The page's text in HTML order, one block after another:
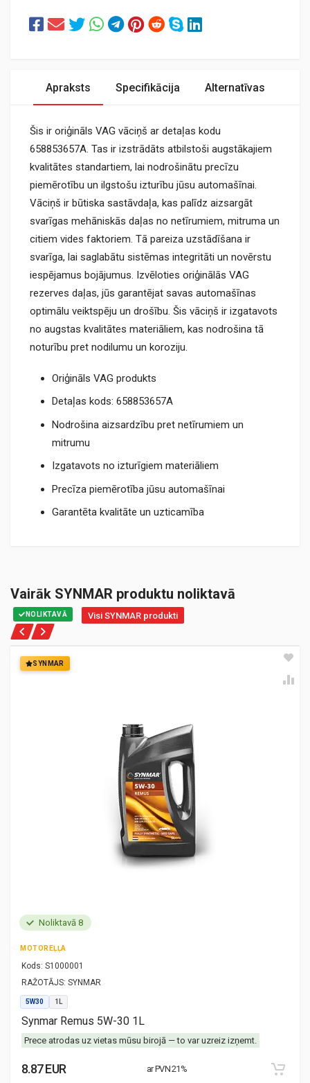
Apraksts Specifikācija Alternatīvas
Šis ir oriģināls VAG vāciņš ar detaļas kodu
658853657A. Tas ir izstrādāts atbilstoši augstākajiem
kvalitātes standartiem, lai nodrošinātu precīzu
piemērotību un ilgstošu izturību jūsu automašīnai.
Vāciņš ir būtiska sastāvdaļa, kas palīdz aizsargāt
svarīgas mehāniskās daļas no netīrumiem, mitruma un
citiem vides faktoriem. Tā pareiza uzstādīšana ir
svarīga, lai saglabātu sistēmas integritāti un novērstu
iespējamus bojājumus. Izvēloties oriģinālās VAG
rezerves daļas, jūs garantējat savas automašīnas
optimālu veiktspēju un drošību. Šis vāciņš ir izgatavots
no augstas kvalitātes materiāliem, kas nodrošina tā
noturību pret nodilumu un koroziju.
Oriģināls VAG produkts
Detaļas kods: 658853657A
Nodrošina aizsardzību pret netīrumiem un
mitrumu
Izgatavots no izturīgiem materiāliem
Precīza piemērotība jūsu automašīnai
Garantēta kvalitāte un uzticamība
Vairāk SYNMAR produktu noliktavā
NOLIKTAVĀ Visi SYNMAR produkti
SYNMAR
Noliktavā 8
MOTOREĻĻA
Kods: S1000001
RAŽOTĀJS: SYNMAR
5W30 1L
Synmar Remus 5W-30 1L
Prece atrodas uz vietas mūsu birojā — to var uzreiz izņemt.
8.87 EUR ar PVN 21%